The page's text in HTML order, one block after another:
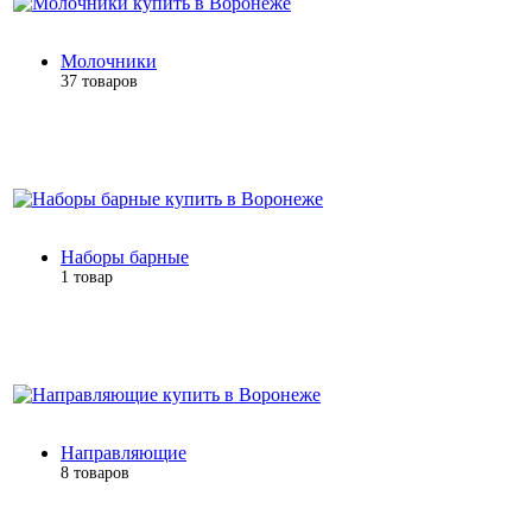
Молочники
37 товаров
Наборы барные
1 товар
Направляющие
8 товаров